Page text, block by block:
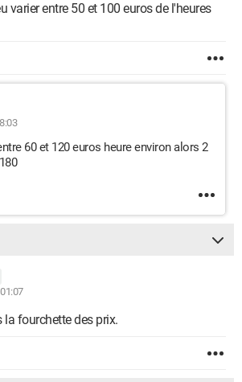
varier entre 50 et 100 euros de l'heures
60 et 120 euros heure environ alors 2
la fourchette des prix.